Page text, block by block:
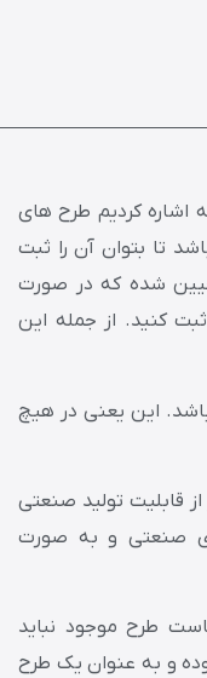
کردیم طرح های
تا بتوان آن را ثبت
شده که در صورت
کنید. از جمله این
این یعنی در هیچ
از قابلیت تولید صنعتی
صنعتی و به صورت
طرح موجود نباید
و به عنوان یک طرح